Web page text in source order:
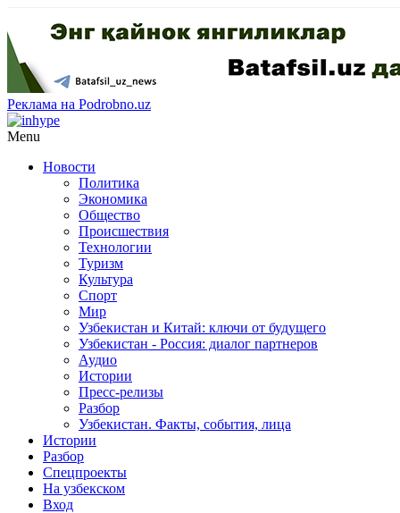
Реклама на Podrobno.uz
Menu
Новости
Политика
Экономика
Общество
Происшествия
Технологии
Туризм
Культура
Спорт
Мир
Узбекистан и Китай: ключи от будущего
Узбекистан - Россия: диалог партнеров
Аудио
Истории
Пресс-релизы
Разбор
Узбекистан. Факты, события, лица
Истории
Разбор
Спецпроекты
На узбекском
Вход